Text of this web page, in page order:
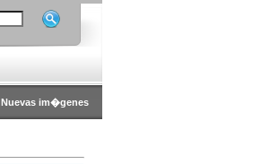
Nuevas im�genes